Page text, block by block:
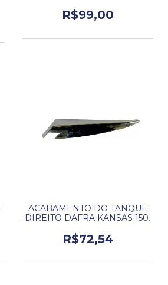
R$99,00
ACABAMENTO DO TANQUE
DIREITO DAFRA KANSAS 150.
R$72,54